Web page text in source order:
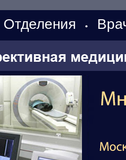
Отделения •